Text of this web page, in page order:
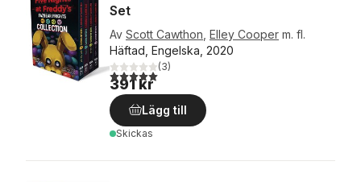
Set
Av Scott Cawthon Elley Cooper m. fl.
Häftad, Engelska, 2020
5,0utav 5 stjärnor. Totalt antal röster:
(3)
391 kr
Lägg till
Skickas